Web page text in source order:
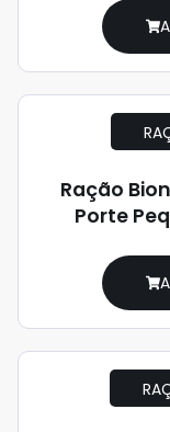
Ração
Porte